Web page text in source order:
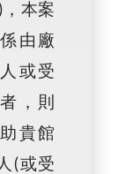
本案
由廠
或受
，則
貴館
(或受